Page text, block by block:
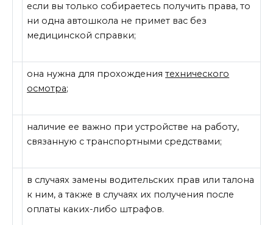
если вы только собираетесь получить права, то
ни одна автошкола не примет вас без
медицинской справки;
она нужна для прохождениятехнического
осмотра;
наличие ее важно при устройстве на работу,
связанную с транспортными средствами;
в случаях замены водительских прав или талона
к ним, а также в случаях их получения после
оплаты каких-либо штрафов.